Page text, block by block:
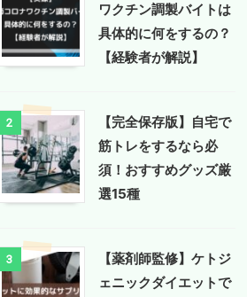
ワクチン調製バイトは
具体的に何をするの？
【経験者が解説】
2
【完全保存版】自宅で
筋トレをするなら必
須！おすすめグッズ厳
選15種
3
【薬剤師監修】ケトジ
ェニックダイエットで